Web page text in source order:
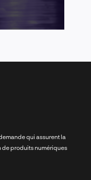
qui assurent la
de produits numériques